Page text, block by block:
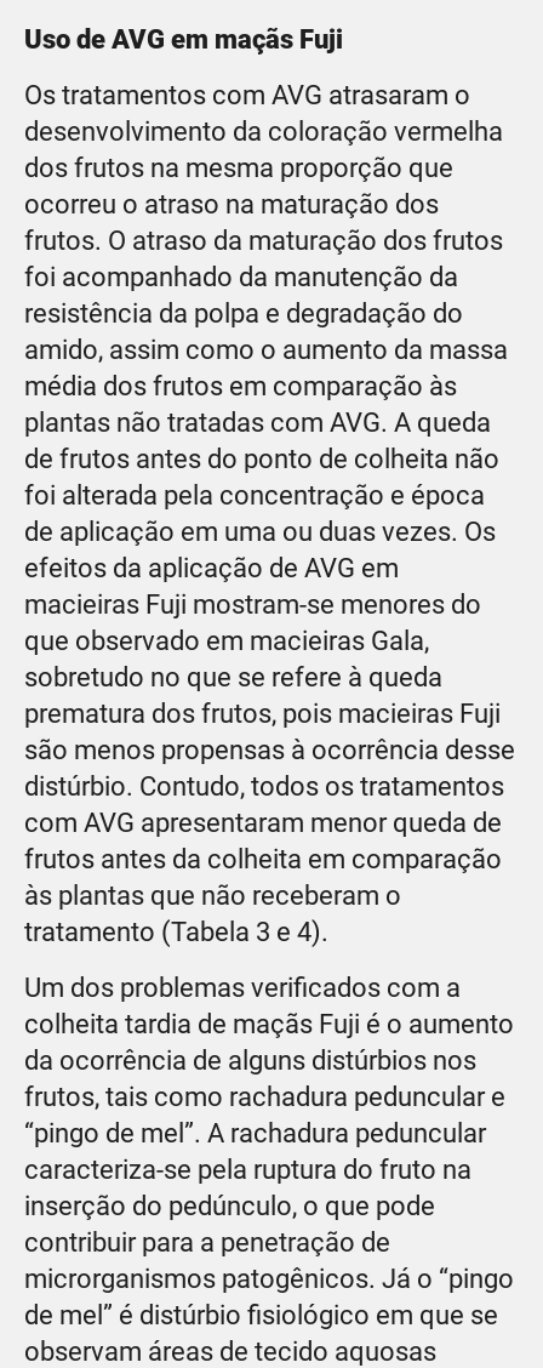
Uso de AVG em maçãs Fuji
Os tratamentos com AVG atrasaram o
desenvolvimento da coloração vermelha
dos frutos na mesma proporção que
ocorreu o atraso na maturação dos
frutos. O atraso da maturação dos frutos
foi acompanhado da manutenção da
resistência da polpa e degradação do
amido, assim como o aumento da massa
média dos frutos em comparação às
plantas não tratadas com AVG. A queda
de frutos antes do ponto de colheita não
foi alterada pela concentração e época
de aplicação em uma ou duas vezes. Os
efeitos da aplicação de AVG em
macieiras Fuji mostram-se menores do
que observado em macieiras Gala,
sobretudo no que se refere à queda
prematura dos frutos, pois macieiras Fuji
são menos propensas à ocorrência desse
distúrbio. Contudo, todos os tratamentos
com AVG apresentaram menor queda de
frutos antes da colheita em comparação
às plantas que não receberam o
tratamento (Tabela 3 e 4).
Um dos problemas verificados com a
colheita tardia de maçãs Fuji é o aumento
da ocorrência de alguns distúrbios nos
frutos, tais como rachadura peduncular e
“pingo de mel”. A rachadura peduncular
caracteriza-se pela ruptura do fruto na
inserção do pedúnculo, o que pode
contribuir para a penetração de
microrganismos patogênicos. Já o “pingo
de mel” é distúrbio fisiológico em que se
observam áreas de tecido aquosas